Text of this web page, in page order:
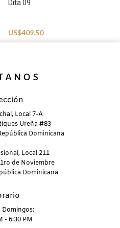
Dita 09
US$409.50
Local 7-A
Ureña #83
Dominicana
Local 211
de Noviembre
Dominicana
Domingos:
- 6:30 PM